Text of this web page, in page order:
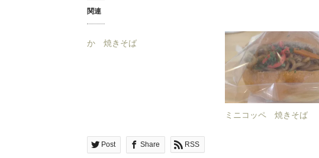
関連
か 焼きそば
ミニコッペ 焼きそば
Post Share RSS